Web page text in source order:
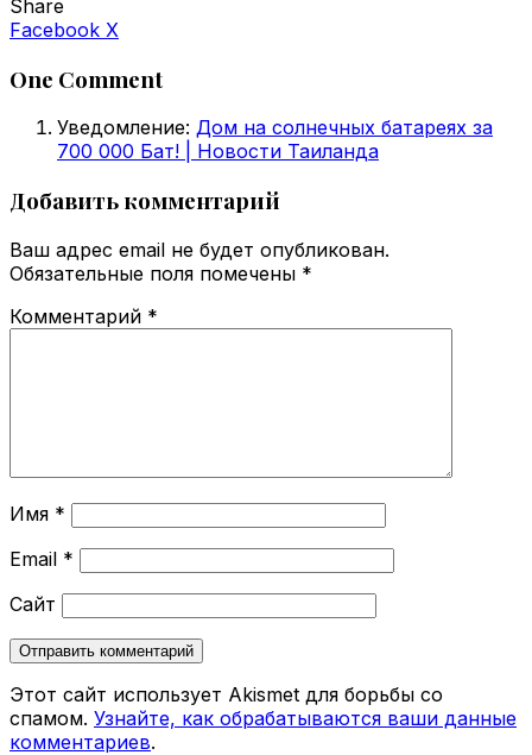
Share
Facebook X
One Comment
Уведомление: Дом на солнечных батареях за
700 000 Бат! | Новости Таиланда
Добавить комментарий
Ваш адрес email не будет опубликован.
Обязательные поля помечены *
Комментарий *
Имя *
Email *
Сайт
Этот сайт использует Akismet для борьбы со
спамом. Узнайте, как обрабатываются ваши данные
комментариев.